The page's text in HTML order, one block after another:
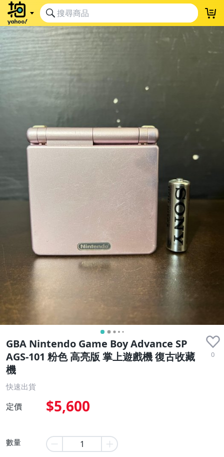
GBA Nintendo Game Boy Advance SP
AGS-101 粉色 高亮版 掌上遊戲機 復古收藏
機
0
快速出貨
定價 $5,600
數量